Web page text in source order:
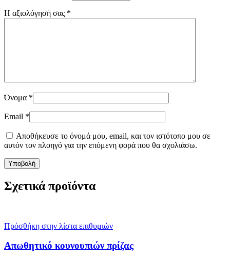
Η αξιολόγησή σας *
Όνομα *
Email *
Αποθήκευσε το όνομά μου, email, και τον ιστότοπο μου σε
αυτόν τον πλοηγό για την επόμενη φορά που θα σχολιάσω.
Σχετικά προϊόντα
Πρόσθήκη στην λίστα επιθυμιών
Απωθητικό κουνουπιών πρίζας